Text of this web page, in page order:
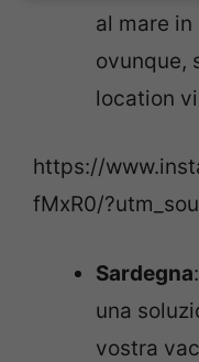
al mare
ovunque,
location
https://
fMxR0/
Sardegna
una
vostra